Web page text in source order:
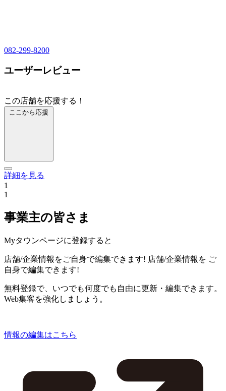
082-299-8200
ユーザーレビュー
この店舗を応援する！
ここから応援
詳細を見る
1
1
事業主の皆さま
Myタウンページに登録すると
店舗/企業情報をご自身で編集できます! 店舗/企業情報を ご
自身で編集できます!
無料登録で、いつでも何度でも自由に更新・編集できます。
Web集客を強化しましょう。
情報の編集はこちら